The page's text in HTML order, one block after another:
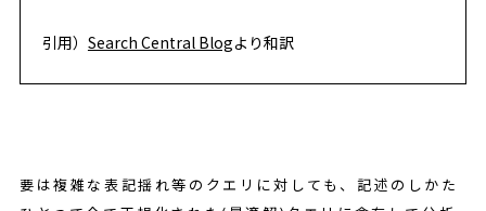
引用） Search Central Blogより和訳
要は複雑な表記揺れ等のクエリに対しても、記述のしかた